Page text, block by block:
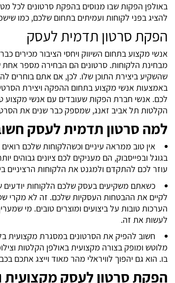
באולפן הפקות שבו מנוסים בהפקת סרטונים לכל
להציג בפני לקוחות ועמיתים בתחום שלכם, כמו
הפקת סרטון תדמית לעסק
אנשי מקצוע בתחום השיווק ויחסי הציבור מכירים
מבחינת הלקוחות. סרטונים הם הבחירה מספר
שהשקיע ביצירת התוכן שלו. לכן, אם אתם בוחרים
באמצעות אנשי מקצוע בתחום ההפקה ויצירת
לכם. אנשי חברת הפקות שעובדים עם אנשי מקצוע
הקלטות תל אביב זאנג, שמספק כבר שנים את
למה סרטון תדמית לעסק
אין טוב ממראה עיניים וכשהלקוחות שלכם
בגוגל ובפייסבוק, הם מעניקים לכם ציונים גבוהים
עוזר לכם להתקדם ולמגנט את הלקוחות הרציניים
כשאתם משקיעים בעסק שלכם הלקוחות
לקיים את ההבטחות העסקיות שלכם. זה לא מקרי
הערכות טובות על ביצועים ומוצרים טובים. מי
לעשות את זה.
חשוב להפיק את הסרטונים במסגרת מקצועית
מלוטש ומופק בצורה מקצועית באולפן הקלטות
בו. הוא גם יהפוך לוויראלי מהר מאוד וייצג אתכם
הפקת סרטון לעסק מקצועית